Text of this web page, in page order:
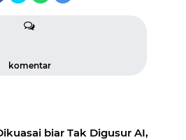
komentar
biar Tak Digusur AI,